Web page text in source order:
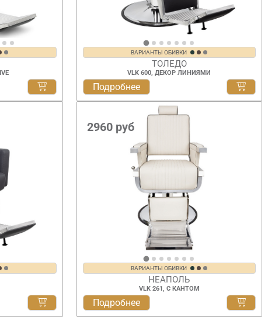
ВАРИАНТЫ ОБИВКИ
ТОЛЕДО
VLK 600, ДЕКОР ЛИНИЯМИ
Подробнее
2960руб
ВАРИАНТЫ ОБИВКИ
НЕАПОЛЬ
VLK 261, С КАНТОМ
Подробнее